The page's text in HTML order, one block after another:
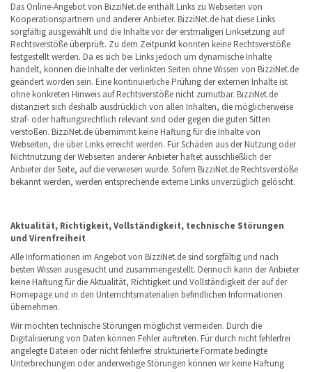
Das Online-Angebot von BizziNet.de enthält Links zu Webseiten von
Kooperationspartnern und anderer Anbieter. BizziNet.de hat diese Links
sorgfältig ausgewählt und die Inhalte vor der erstmaligen Linksetzung auf
Rechtsverstöße überprüft. Zu dem Zeitpunkt konnten keine Rechtsverstöße
festgestellt werden. Da es sich bei Links jedoch um dynamische Inhalte
handelt, können die Inhalte der verlinkten Seiten ohne Wissen von BizziNet.de
geändert worden sein. Eine kontinuierliche Prüfung der externen Inhalte ist
ohne konkreten Hinweis auf Rechtsverstöße nicht zumutbar. BizziNet.de
distanziert sich deshalb ausdrücklich von allen Inhalten, die möglicherweise
straf- oder haftungsrechtlich relevant sind oder gegen die guten Sitten
verstoßen. BizziNet.de übernimmt keine Haftung für die Inhalte von
Webseiten, die über Links erreicht werden. Für Schäden aus der Nutzung oder
Nichtnutzung der Webseiten anderer Anbieter haftet ausschließlich der
Anbieter der Seite, auf die verwiesen wurde. Sofern BizziNet.de Rechtsverstöße
bekannt werden, werden entsprechende externe Links unverzüglich gelöscht.
Aktualität, Richtigkeit, Vollständigkeit, technische Störungen
und Virenfreiheit
Alle Informationen im Angebot von BizziNet.de sind sorgfältig und nach
besten Wissen ausgesucht und zusammengestellt. Dennoch kann der Anbieter
keine Haftung für die Aktualität, Richtigkeit und Vollständigkeit der auf der
Homepage und in den Unterrichtsmaterialien befindlichen Informationen
übernehmen.
Wir möchten technische Störungen möglichst vermeiden. Durch die
Digitalisierung von Daten können Fehler auftreten. Für durch nicht fehlerfrei
angelegte Dateien oder nicht fehlerfrei strukturierte Formate bedingte
Unterbrechungen oder anderweitige Störungen können wir keine Haftung